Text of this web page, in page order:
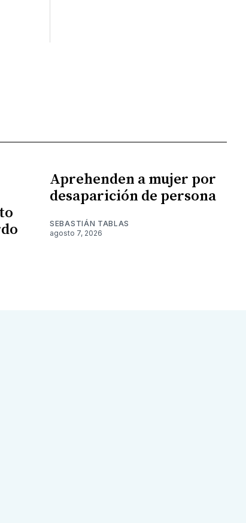
Aprehenden a mujer por
desaparición de persona
SEBASTIÁN TABLAS
agosto 7, 2026